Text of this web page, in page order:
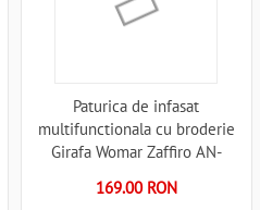
Paturica de infasat
multifunctionala cu broderie
Girafa Womar Zaffiro AN-
169.00 RON